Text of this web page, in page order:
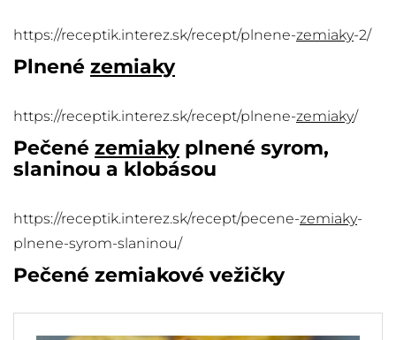
https://receptik.interez.sk/recept/plnene-zemiaky-2/
Plnené zemiaky
https://receptik.interez.sk/recept/plnene-zemiaky/
Pečené zemiakyplnené syrom,
slaninou a klobásou
https://receptik.interez.sk/recept/pecene-zemiaky-
plnene-syrom-slaninou/
Pečené zemiakové vežičky